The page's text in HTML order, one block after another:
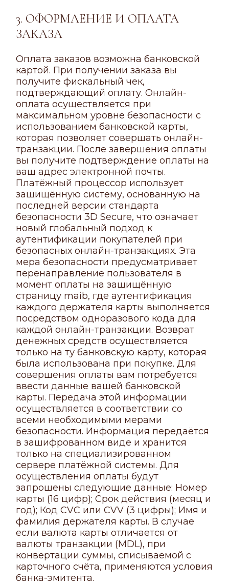
3. ОФОРМЛЕНИЕ И ОПЛАТА
ЗАКАЗА
Оплата заказов возможна банковской
картой. При получении заказа вы
получите фискальный чек,
подтверждающий оплату. Онлайн-
оплата осуществляется при
максимальном уровне безопасности с
использованием банковской карты,
которая позволяет совершать онлайн-
транзакции. После завершения оплаты
вы получите подтверждение оплаты на
ваш адрес электронной почты.
Платёжный процессор использует
защищённую систему, основанную на
последней версии стандарта
безопасности 3D Secure, что означает
новый глобальный подход к
аутентификации покупателей при
безопасных онлайн-транзакциях. Эта
мера безопасности предусматривает
перенаправление пользователя в
момент оплаты на защищённую
страницу maib, где аутентификация
каждого держателя карты выполняется
посредством одноразового кода для
каждой онлайн-транзакции. Возврат
денежных средств осуществляется
только на ту банковскую карту, которая
была использована при покупке. Для
совершения оплаты вам потребуется
ввести данные вашей банковской
карты. Передача этой информации
осуществляется в соответствии со
всеми необходимыми мерами
безопасности. Информация передаётся
в зашифрованном виде и хранится
только на специализированном
сервере платёжной системы. Для
осуществления оплаты будут
запрошены следующие данные: Номер
карты (16 цифр); Срок действия (месяц и
год); Код CVC или CVV (3 цифры); Имя и
фамилия держателя карты. В случае
если валюта карты отличается от
валюты транзакции (MDL), при
конвертации суммы, списываемой с
карточного счёта, применяются условия
банка-эмитента.